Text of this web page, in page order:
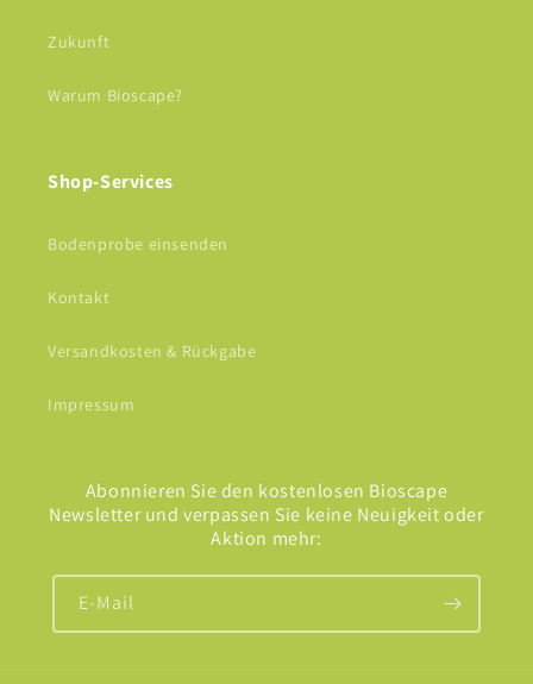
Zukunft
Warum Bioscape?
Shop-Services
Bodenprobe einsenden
Kontakt
Versandkosten & Rückgabe
Impressum
Abonnieren Sie den kostenlosen Bioscape
Newsletter und verpassen Sie keine Neuigkeit oder
Aktion mehr:
E-Mail